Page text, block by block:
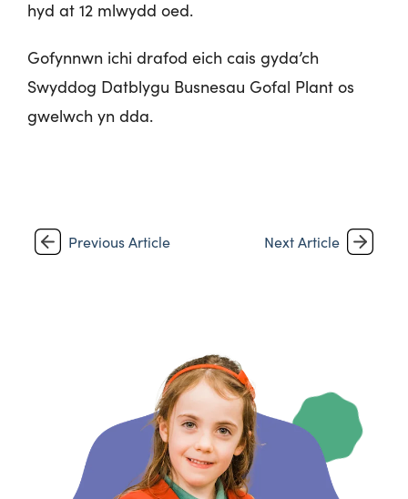
hyd at 12 mlwydd oed.
Gofynnwn ichi drafod eich cais gyda’ch
Swyddog Datblygu Busnesau Gofal Plant os
gwelwch yn dda.
Previous Article Next Article